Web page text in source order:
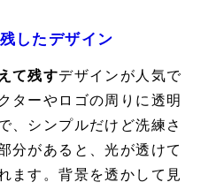
したデザイン
て残すデザインが人気で
ターやロゴの周りに透明
、シンプルだけど洗練さ
分があると、光が透けて
ます。背景を透かして見